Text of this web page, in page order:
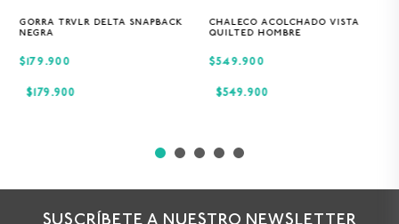
GORRA TRVLR DELTA SNAPBACK
NEGRA
Única
$179.900
$ 179.900
CHALECO ACOLCHADO VISTA
QUILTED HOMBRE
S M XL
$549.900
$549.900